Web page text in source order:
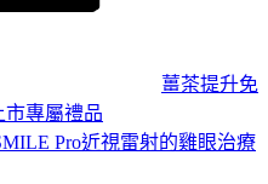
薑茶提升免
專屬禮品
Pro近視雷射的雞眼治療